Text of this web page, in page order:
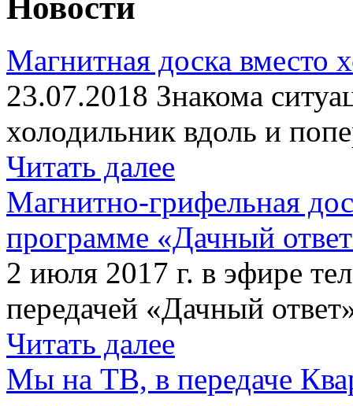
Новости
Магнитная доска вместо
23.07.2018 Знакома
холодильник вдоль и
Читать далее
Магнитно-грифельная
программе «Дачный
2 июля 2017 г. в эфире
передачей «Дачный
Читать далее
Мы на ТВ, в передаче